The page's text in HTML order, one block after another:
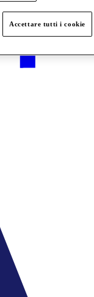
Accettare tutti i cookie